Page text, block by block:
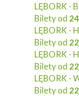
LĘBORK -
Bilety od
LĘBORK -
Bilety od
LĘBORK -
Bilety od
LĘBORK -
Bilety od